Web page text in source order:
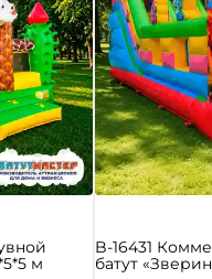
м
B-16431
батут